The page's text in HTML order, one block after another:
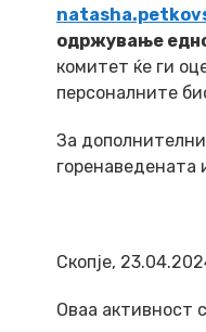
одржување
комитет ќе ги
персоналните
За
горенаведената
Скопје, 23.04.
Оваа активност